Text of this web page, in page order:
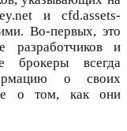
и cfd.assets-
Во-первых, это
разработчиков и
брокеры всегда
о своих
о том, как они